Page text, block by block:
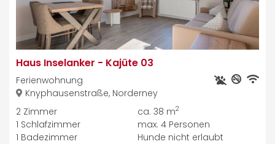
Haus Inselanker - Kajüte 03
Ferienwohnung
Knyphausenstraße, Norderney
2 Zimmer
1 Schlafzimmer
1 Badezimmer
ca. 38 m2
max. 4 Personen
Hunde nicht erlaubt